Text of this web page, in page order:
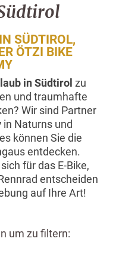
SÜDTIROL,
ÖTZI BIKE
in Südtirol zu
und traumhafte
Wir sind Partner
in Naturns und
können Sie die
entdecken.
für das E-Bike,
entscheiden
auf Ihre Art!
um zu filtern: